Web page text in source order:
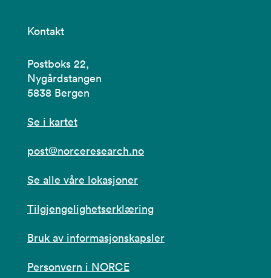
Kontakt
Postboks 22,
Nygårdstangen
5838 Bergen
Se i kartet
post@norceresearch.no
Se alle våre lokasjoner
Tilgjengelighetserklæring
Bruk av informasjonskapsler
Personvern i NORCE